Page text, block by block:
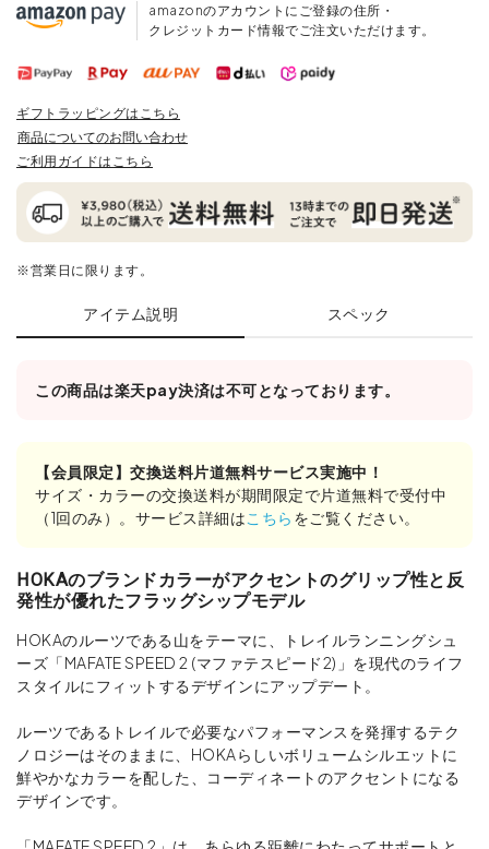
amazonのアカウントにご登録の住所・
クレジットカード情報でご注文いただけます。
ギフトラッピングはこちら
商品についてのお問い合わせ
ご利用ガイドはこちら
※営業日に限ります。
アイテム説明 スペック
この商品は楽天pay決済は不可となっております。
【会員限定】交換送料片道無料サービス実施中！
サイズ・カラーの交換送料が期間限定で片道無料で受付中
（1回のみ）。サービス詳細はこちら をご覧ください。
HOKAのブランドカラーがアクセントのグリップ性と反
発性が優れたフラッグシップモデル
HOKAのルーツである山をテーマに、トレイルランニングシュ
ーズ「MAFATE SPEED 2 (マファテスピード2)」を現代のライフ
スタイルにフィットするデザインにアップデート。
ルーツであるトレイルで必要なパフォーマンスを発揮するテク
ノロジーはそのままに、HOKAらしいボリュームシルエットに
鮮やかなカラーを配した、コーディネートのアクセントになる
デザインです。